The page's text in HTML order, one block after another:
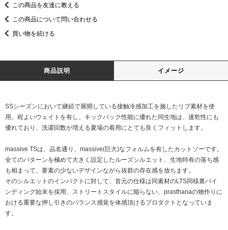
この商品を友達に教える
この商品について問い合わせる
買い物を続ける
商品説明 イメージ
SSシーズンにおいて継続で展開している接触冷感加工を施したリブ素材を使
用。程よいウェイトを有し、キックバック性能に優れた同生地は、速乾性にも
優れており、洗濯回数が増える夏場の着用にとても良くフィットします。
massive TSは、品名通り、massive(巨大)なフォルムを有したカットソーです。
全てのパターンを極めて大きく設定したルーズシルエット、生地特有の落ち感
も相まって、要素の少ないデザインながら抜群の存在感を放ちます。
そのシルエットのインパクトに対して、首元の仕様は同素材のLTS同様裏バイ
ンディング始末を採用、ストリートスタイルに陥らない、prasthanaの物作りに
おける重要な押し引きのバランス感覚を体感頂けるプロダクトとなっていま
す。